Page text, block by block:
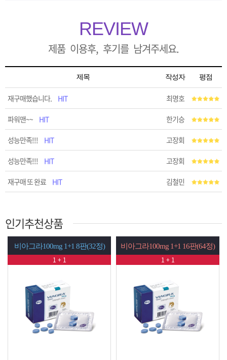
REVIEW
제품 이용후, 후기를 남겨주세요.
제목 작성자 평점
재구매했습니다. HIT 최명호
파워맨~~ HIT 한기승
성능만족!!! HIT 고장회
성능만족!!! HIT 고장회
재구매 또 완료 HIT 김철민
인기추천상품
비아그라100mg 1+1 8판(32정)
1 + 1
비아그라100mg 1+1 16판(64정)
1 + 1